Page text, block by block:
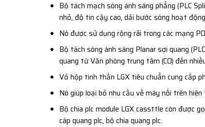
Bộ tách mạch sóng ánh sáng phẳng (PLC
nhỏ, độ tin cậy cao, dải bước sóng hoạt
Nó được sử dụng rộng rãi trong các mạng
Bộ tách sóng ánh sáng Planar sợi quang
quang từ Văn phòng trung tâm (CO) đến
Vỏ hộp tinh thần LGX tiêu chuẩn cung cấp
Nó giúp loại bỏ nhu cầu về máy nối trên
Bộ chia plc module LGX cassttle còn được
cáp quang plc, bộ chia quang plc.